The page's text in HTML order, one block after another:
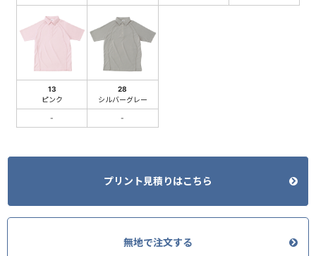
13
ピンク
-
28
シルバーグレー
-
プリント見積りはこちら
無地で注文する